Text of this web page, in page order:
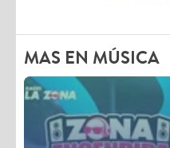
MAS EN MÚSICA